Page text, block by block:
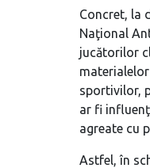
Concret, la
Naţional
jucătorilor
sportivilor,
ar fi
agreate cu
Astfel, în